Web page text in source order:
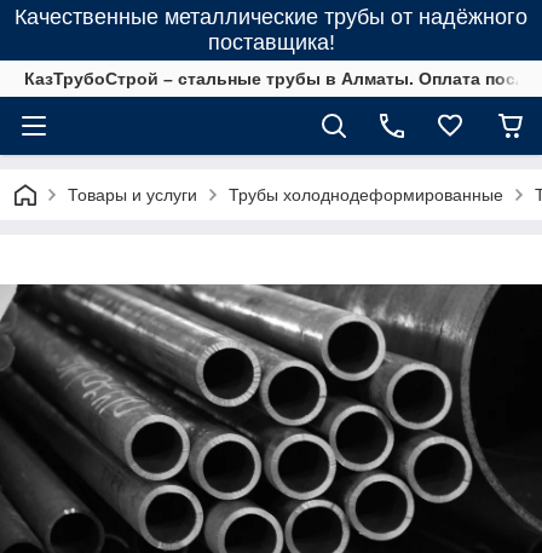
Качественные металлические трубы от надёжного
поставщика!
КазТрубоСтрой – стальные трубы в Алматы. Оплата
Товары и услуги Трубы холоднодеформированные